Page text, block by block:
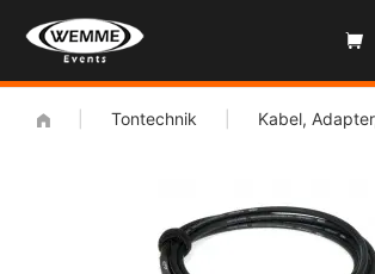
Inhalt
Tontechnik Kabel,